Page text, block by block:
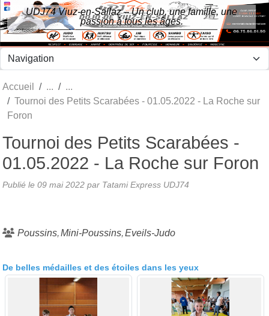
UDJ74 Viuz-en-Sallaz – Un club, une famille, une
passion à tous les âges.
Accueil
Tournoi des Petits Scarabées - 01.05.2022 - La Roche sur
Foron
Tournoi des Petits Scarabées -
01.05.2022 - La Roche sur Foron
Publié le 09 mai 2022 par Tatami Express UDJ74
Poussins Mini-Poussins Eveils-Judo
De belles médailles et des étoiles dans les yeux
Panneau de gestion des cookies